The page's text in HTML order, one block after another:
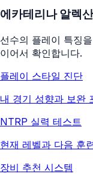
에카테리나 알렉
선수의 플레이 특징
이어서 확인합니다.
플레이 스타일 진단
내 경기 성향과 보완
NTRP 실력 테스트
현재 레벨과 다음 훈
장비 추천 시스템